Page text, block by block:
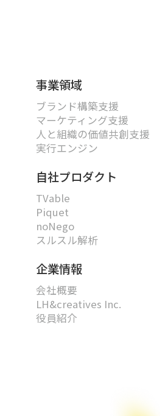
事業領域
ブランド構築支援
マーケティング支援
人と組織の価値共創支援
実行エンジン
自社プロダクト
TVable
Piquet
noNego
スルスル解析
企業情報
会社概要
LH&creatives Inc.
役員紹介